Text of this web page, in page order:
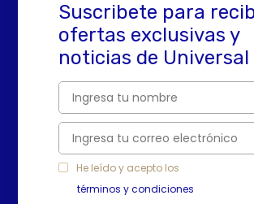
Suscribete para
ofertas exclusivas y
noticias de Universal
He leído y acepto los
términos y condiciones